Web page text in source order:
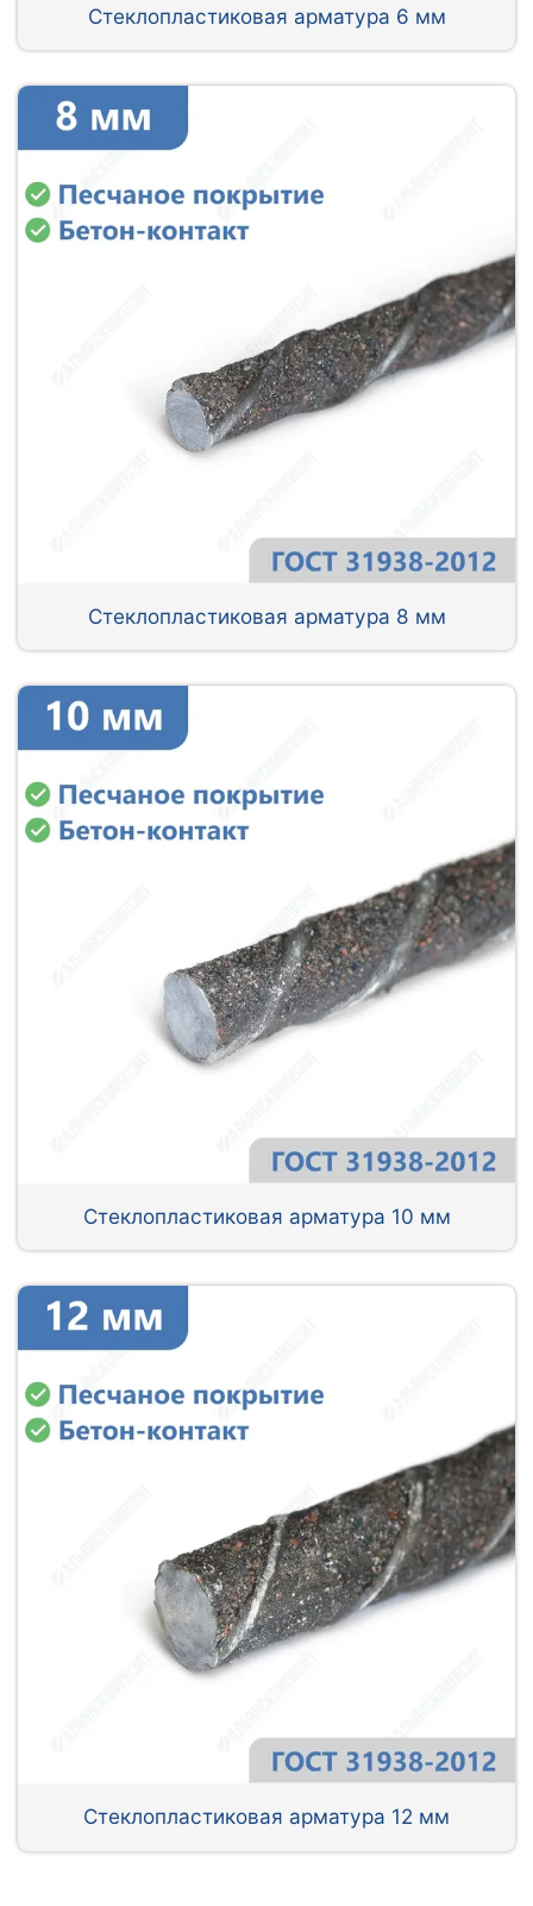
Стеклопластиковая арматура 6 мм
Стеклопластиковая арматура 8 мм
Стеклопластиковая арматура 10 мм
Стеклопластиковая арматура 12 мм